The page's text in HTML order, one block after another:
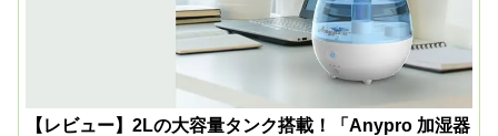
【レビュー】2Lの大容量タンク搭載！「Anypro 加湿器